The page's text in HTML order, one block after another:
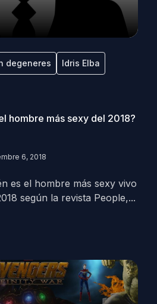
degeneres Idris Elba
hombre más sexy del 2018?
6, 2018
es el hombre más sexy vivo
según la revista People,...